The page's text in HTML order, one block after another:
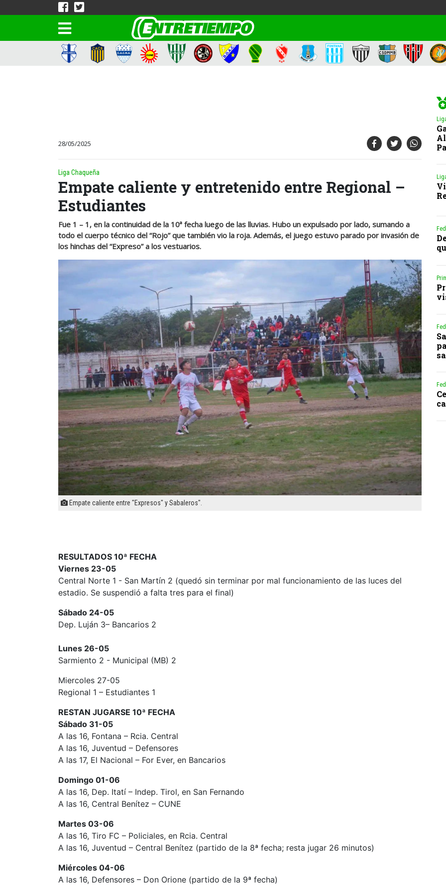
28/05/2025
Liga Chaqueña
Empate caliente y entretenido entre Regional –
Estudiantes
Fue 1 – 1, en la continuidad de la 10ª fecha luego de las lluvias. Hubo un expulsado por lado, sumando a
todo el cuerpo técnico del “Rojo” que también vio la roja. Además, el juego estuvo parado por invasión de
los hinchas del “Expreso” a los vestuarios.
Empate caliente entre "Expresos" y Sabaleros".
RESULTADOS 10ª FECHA
Viernes 23-05
Central Norte 1 - San Martín 2 (quedó sin terminar por mal funcionamiento de las luces del
estadio. Se suspendió a falta tres para el final)
Sábado 24-05
Dep. Luján 3– Bancarios 2
Lunes 26-05
Sarmiento 2 - Municipal (MB) 2
Miercoles 27-05
Regional 1 – Estudiantes 1
RESTAN JUGARSE 10ª FECHA
Sábado 31-05
A las 16, Fontana – Rcia. Central
A las 16, Juventud – Defensores
A las 17, El Nacional – For Ever, en Bancarios
Domingo 01-06
A las 16, Dep. Itatí – Indep. Tirol, en San Fernando
A las 16, Central Benítez – CUNE
Martes 03-06
A las 16, Tiro FC – Policiales, en Rcia. Central
A las 16, Juventud – Central Benítez (partido de la 8ª fecha; resta jugar 26 minutos)
Miércoles 04-06
A las 16, Defensores – Don Orione (partido de la 9ª fecha)